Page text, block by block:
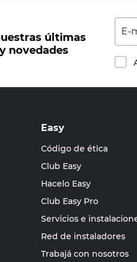
últimas
novedades
E-
Easy
Código de ética
Club Easy
Hacelo Easy
Club Easy Pro
Servicios e
Red de instaladores
Trabajá con nosotros